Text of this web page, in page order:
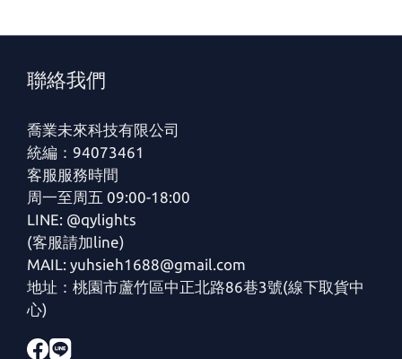
聯絡我們
喬業未來科技有限公司
統編：94073461
客服服務時間
周一至周五 09:00-18:00
LINE: @qylights
(客服請加line)
MAIL: yuhsieh1688@gmail.com
地址：桃園市蘆竹區中正北路86巷3號(線下取貨中
心)